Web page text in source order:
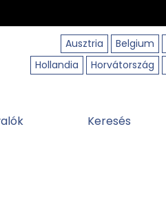
Ausztria
Belgium
Hollandia
Horvátország
Keresés